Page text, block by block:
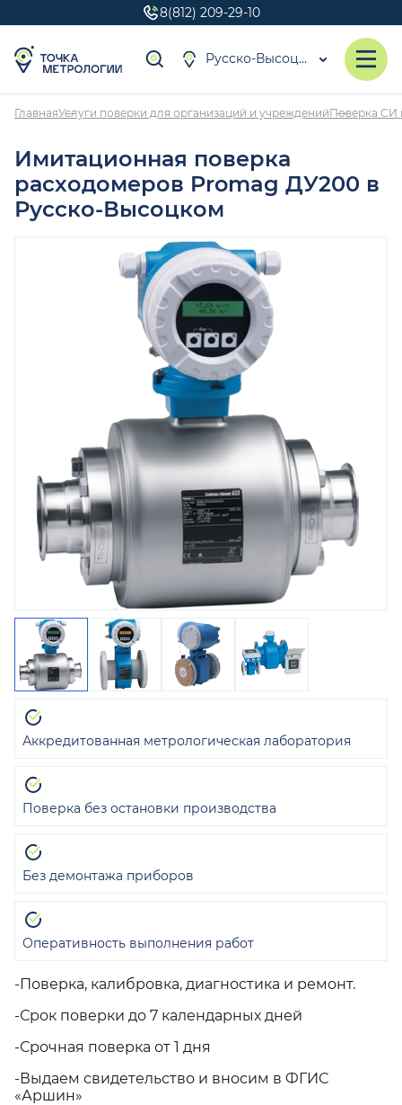
8(812) 209-29-10
Русско-Высоцкое
ГлавнаяУслуги поверки для организаций и учрежденийПоверка СИ
Имитационная поверка
расходомеров Promag ДУ200 в
Русско-Высоцком
-Поверка, калибровка, диагностика и ремонт.
-Срок поверки до 7 календарных дней
-Срочная поверка от 1 дня
-Выдаем свидетельство и вносим в ФГИС
«Аршин»
Аккредитованная метрологическая лаборатория
Поверка без остановки производства
Без демонтажа приборов
Оперативность выполнения работ